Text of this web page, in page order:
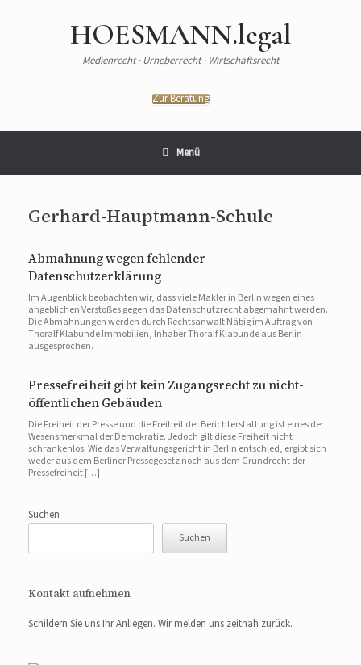
HOESMANN.legal
Medienrecht · Urheberrecht · Wirtschaftsrecht
Zur Beratung
Menü
Gerhard-Hauptmann-Schule
Abmahnung wegen fehlender
Datenschutzerklärung
Im Augenblick beobachten wir, dass viele Makler in Berlin wegen eines
angeblichen Verstoßes gegen das Datenschutzrecht abgemahnt werden.
Die Abmahnungen werden durch Rechtsanwalt Näbig im Auftrag von
Thoralf Klabunde Immobilien, Inhaber Thoralf Klabunde aus Berlin
ausgesprochen.
Pressefreiheit gibt kein Zugangsrecht zu nicht-
öffentlichen Gebäuden
Die Freiheit der Presse und die Freiheit der Berichterstattung ist eines der
Wesensmerkmal der Demokratie. Jedoch gilt diese Freiheit nicht
schrankenlos. Wie das Verwaltungsgericht in Berlin entschied, ergibt sich
weder aus dem Berliner Pressegesetz noch aus dem Grundrecht der
Pressefreiheit […]
Suchen
Suchen
Kontakt aufnehmen
Schildern Sie uns Ihr Anliegen. Wir melden uns zeitnah zurück.